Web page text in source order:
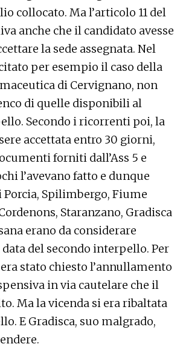
collocato. Ma l’articolo 11 del
anche che il candidato avesse
la sede assegnata. Nel
per esempio il caso della
di Cervignano, non
di quelle disponibili al
Secondo i ricorrenti poi, la
accettata entro 30 giorni,
forniti dall’Ass 5 e
l’avevano fatto e dunque
Porcia, Spilimbergo, Fiume
Staranzano, Gradisca
erano da considerare
del secondo interpello. Per
stato chiesto l’annullamento
in via cautelare che il
Ma la vicenda si era ribaltata
E Gradisca, suo malgrado,